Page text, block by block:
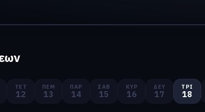
ΤΕΤ
12
ΠΈΜ
13
ΠΑΡ
14
ΣΆΒ
15
ΚΥΡ
16
ΔΕΥ
17
ΤΡΊ
18